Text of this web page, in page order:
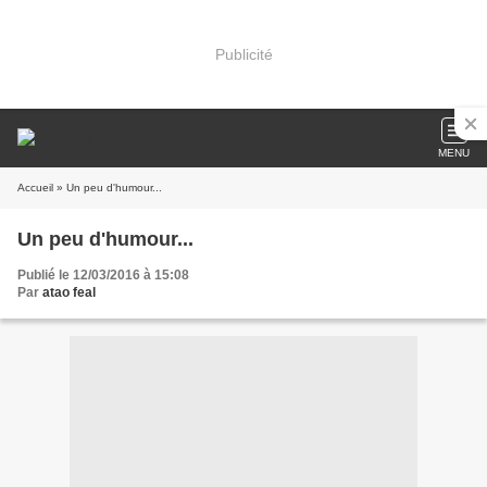
Publicité
MENU
Accueil » Un peu d'humour...
Un peu d'humour...
Publié le 12/03/2016 à 15:08
Par atao feal